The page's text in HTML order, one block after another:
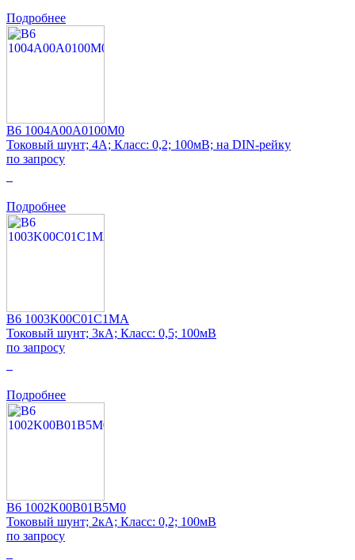
Подробнее
B6 1004A00A0100M0
Токовый шунт; 4А; Класс: 0,2; 100мВ; на DIN-рейку
по запросу
Подробнее
B6 1003K00C01C1MA
Токовый шунт; 3кА; Класс: 0,5; 100мВ
по запросу
Подробнее
B6 1002K00B01B5M0
Токовый шунт; 2кА; Класс: 0,2; 100мВ
по запросу